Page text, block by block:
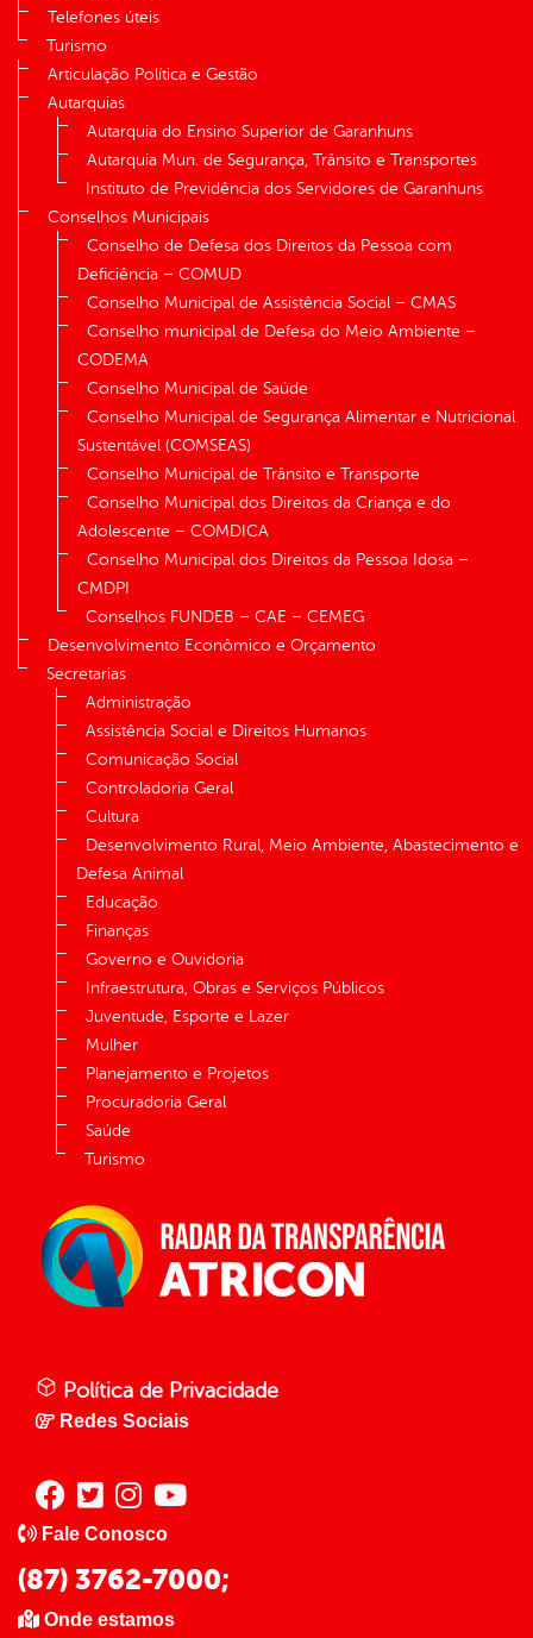
Telefones úteis
Turismo
Articulação Política e Gestão
Autarquias
Autarquia do Ensino Superior de Garanhuns
Autarquia Mun. de Segurança, Trânsito e Transportes
Instituto de Previdência dos Servidores de Garanhuns
Conselhos Municipais
Conselho de Defesa dos Direitos da Pessoa com
Deficiência – COMUD
Conselho Municipal de Assistência Social – CMAS
Conselho municipal de Defesa do Meio Ambiente –
CODEMA
Conselho Municipal de Saúde
Conselho Municipal de Segurança Alimentar e Nutricional
Sustentável (COMSEAS)
Conselho Municipal de Trânsito e Transporte
Conselho Municipal dos Direitos da Criança e do
Adolescente – COMDICA
Conselho Municipal dos Direitos da Pessoa Idosa –
CMDPI
Conselhos FUNDEB – CAE – CEMEG
Desenvolvimento Econômico e Orçamento
Secretarias
Administração
Assistência Social e Direitos Humanos
Comunicação Social
Controladoria Geral
Cultura
Desenvolvimento Rural, Meio Ambiente, Abastecimento e
Defesa Animal
Educação
Finanças
Governo e Ouvidoria
Infraestrutura, Obras e Serviços Públicos
Juventude, Esporte e Lazer
Mulher
Planejamento e Projetos
Procuradoria Geral
Saúde
Turismo
Política de Privacidade
Redes Sociais
Fale Conosco
(87) 3762-7000;
Onde estamos